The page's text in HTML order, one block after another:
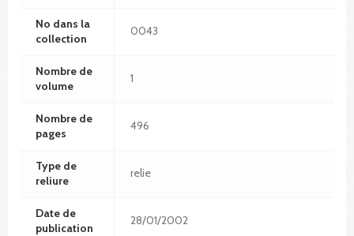
No dans la
collection
0043
Nombre de
volume
1
Nombre de
pages
496
Type de
reliure
relie
Date de
publication
28/01/2002